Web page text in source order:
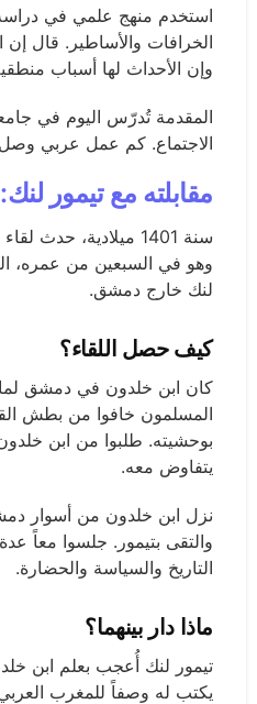
استخدم منهج علمي في
الخرافات والأساطير. قال إن
وإن الأحداث لها أسباب
المقدمة تُدرّس اليوم في
الاجتماع. كم عمل عربي وصل
مقابلته مع تيمور لنك:
سنة 1401 ميلادية،
وهو في السبعين من عمره،
لنك خارج دمشق.
كيف حصل اللقاء؟
كان ابن خلدون في دمشق لما
المسلمون خافوا من بطش
بوحشيته. طلبوا من ابن
يتفاوض معه.
نزل ابن خلدون من أسوار
والتقى بتيمور. جلسوا معاً
التاريخ والسياسة والحضارة.
ماذا دار بينهما؟
تيمور لنك أُعجب بعلم ابن
يكتب له وصفاً للمغرب